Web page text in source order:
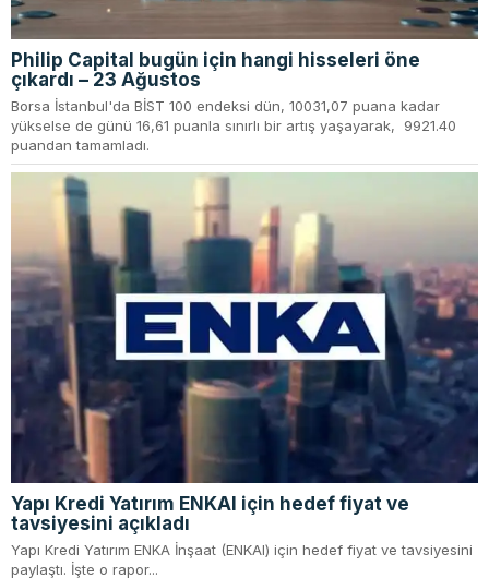
Philip Capital bugün için hangi hisseleri öne
çıkardı – 23 Ağustos
Borsa İstanbul'da BİST 100 endeksi dün, 10031,07 puana kadar
yükselse de günü 16,61 puanla sınırlı bir artış yaşayarak, 9921.40
puandan tamamladı.
Yapı Kredi Yatırım ENKAI için hedef fiyat ve
tavsiyesini açıkladı
Yapı Kredi Yatırım ENKA İnşaat (ENKAI) için hedef fiyat ve tavsiyesini
paylaştı. İşte o rapor...